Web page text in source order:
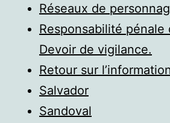
Réseaux de
Responsabilité pénale
Devoir de vigilance.
Retour sur
Salvador
Sandoval